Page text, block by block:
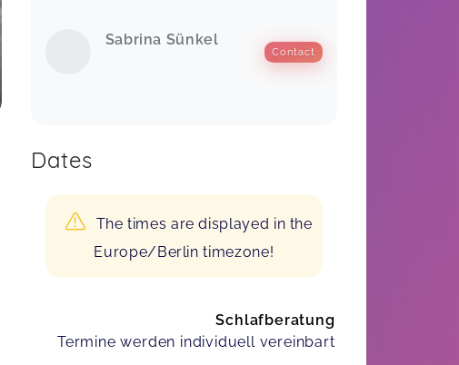
Sabrina Sünkel
Contact
Dates
The times are displayed in the
Europe/Berlin timezone!
Schlafberatung
Termine werden individuell vereinbart